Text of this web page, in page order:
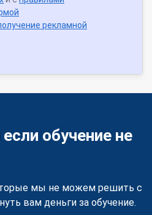
рекламной
обучение не
мы не можем решить с
вам деньги за обучение.